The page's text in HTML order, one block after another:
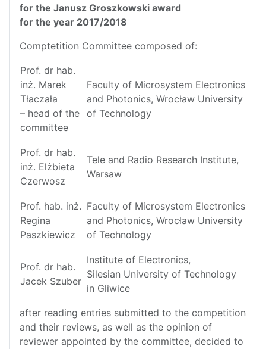
for the Janusz Groszkowski award
for the year 2017/2018
Comptetition Committee composed of:
Prof. dr hab.
inż. Marek
Tłaczała
– head of the
committee
Faculty of Microsystem Electronics
and Photonics, Wrocław University
of Technology
Prof. dr hab.
inż. Elżbieta
Czerwosz
Tele and Radio Research Institute,
Warsaw
Prof. hab. inż.
Regina
Paszkiewicz
Faculty of Microsystem Electronics
and Photonics, Wrocław University
of Technology
Prof. dr hab.
Jacek Szuber
Institute of Electronics,
Silesian University of Technology
in Gliwice
after reading entries submitted to the competition
and their reviews, as well as the opinion of
reviewer appointed by the committee, decided to